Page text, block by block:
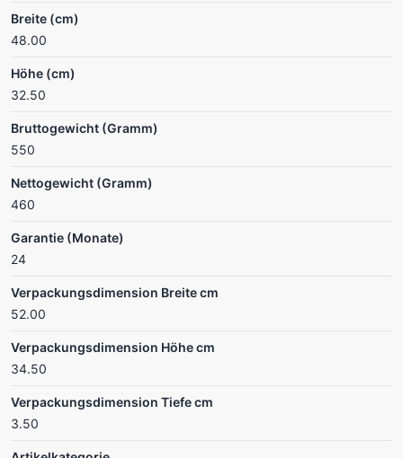
Breite (cm)
48.00
Höhe (cm)
32.50
Bruttogewicht (Gramm)
550
Nettogewicht (Gramm)
460
Garantie (Monate)
24
Verpackungsdimension Breite cm
52.00
Verpackungsdimension Höhe cm
34.50
Verpackungsdimension Tiefe cm
3.50